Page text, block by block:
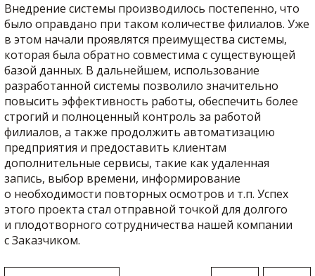
Внедрение системы производилось постепенно, что
было оправдано при таком количестве филиалов. Уже
в этом начали проявлятся преимущества системы,
которая была обратно совместима с существующей
базой данных. В дальнейшем, использование
разработанной системы позволило значительно
повысить эффективность работы, обеспечить более
строгий и полноценный контроль за работой
филиалов, а также продолжить автоматизацию
предприятия и предоставить клиентам
дополнительные сервисы, такие как удаленная
запись, выбор времени, информирование
о необходимости повторных осмотров и т.п. Успех
этого проекта стал отправной точкой для долгого
и плодотворного сотрудничества нашей компании
с Заказчиком.